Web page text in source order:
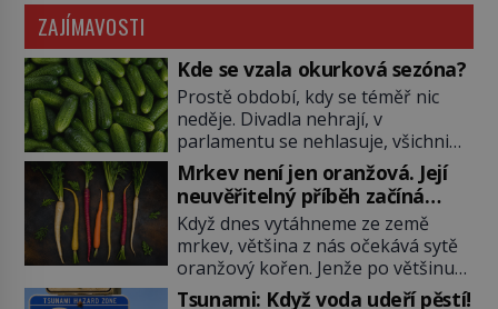
ZAJÍMAVOSTI
Kde se vzala okurková sezóna?
Prostě období, kdy se téměř nic
neděje. Divadla nehrají, v
parlamentu se nehlasuje, všichni
jsou na dovolené a média tak
nemají o čem mluvit a psát. A
vymýšlejí si proto témata, které
nikoho nezajímají. Proč je však ona
letní doba spojovaná zrovna s
okurkami? Okurkovou sezónu
známe už od poloviny 19. století,
Mrkev není jen oranžová. Její
neuvěřitelný příběh začíná
fialovou barvou
Když dnes vytáhneme ze země
mrkev, většina z nás očekává sytě
oranžový kořen. Jenže po většinu
své historie je mrkev všechno
Tsunami: Když voda udeří pěstí!